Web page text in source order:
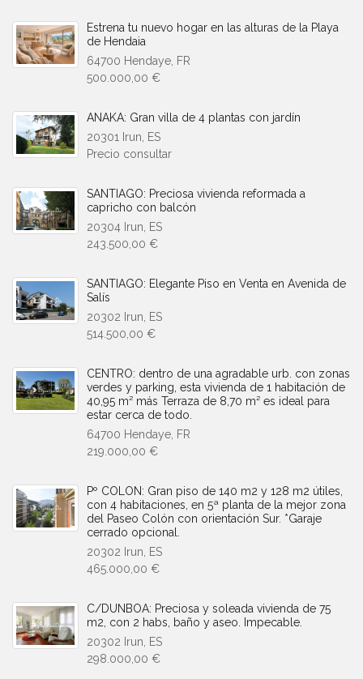
Estrena tu nuevo hogar en las alturas de la Playa
de Hendaia
64700 Hendaye, FR
500.000,00 €
ANAKA: Gran villa de 4 plantas con jardín
20301 Irun, ES
Precio consultar
SANTIAGO: Preciosa vivienda reformada a
capricho con balcón
20304 Irun, ES
243.500,00 €
SANTIAGO: Elegante Piso en Venta en Avenida de
Salís
20302 Irun, ES
514.500,00 €
CENTRO: dentro de una agradable urb. con zonas
verdes y parking, esta vivienda de 1 habitación de
40,95 m² más Terraza de 8,70 m² es ideal para
estar cerca de todo.
64700 Hendaye, FR
219.000,00 €
Pº COLON: Gran piso de 140 m2 y 128 m2 útiles,
con 4 habitaciones, en 5ª planta de la mejor zona
del Paseo Colón con orientación Sur. *Garaje
cerrado opcional.
20302 Irun, ES
465.000,00 €
C/DUNBOA: Preciosa y soleada vivienda de 75
m2, con 2 habs, baño y aseo. Impecable.
20302 Irun, ES
298.000,00 €